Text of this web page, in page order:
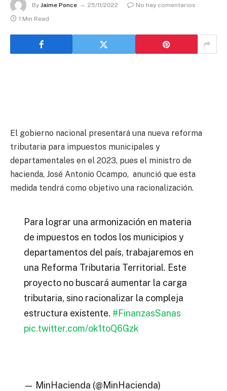
By Jaime Ponce 25/11/2022
No hay comentarios
1 Min Read
El gobierno nacional presentará una nueva reforma
tributaria para impuestos municipales y
departamentales en el 2023, pues el ministro de
hacienda, José Antonio Ocampo, anunció que esta
medida tendrá como objetivo una racionalización.
Para lograr una armonización en materia
de impuestos en todos los municipios y
departamentos del país, trabajaremos en
una Reforma Tributaria Territorial. Este
proyecto no buscará aumentar la carga
tributaria, sino racionalizar la compleja
estructura existente. #FinanzasSanas
pic.twitter.com/ok1toQ6Gzk
— MinHacienda (@MinHacienda)